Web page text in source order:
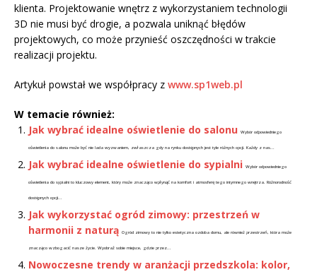
klienta. Projektowanie wnętrz z wykorzystaniem technologii
3D nie musi być drogie, a pozwala uniknąć błędów
projektowych, co może przynieść oszczędności w trakcie
realizacji projektu.
Artykuł powstał we współpracy z www.sp1web.pl
W temacie również:
Jak wybrać idealne oświetlenie do salonu
Wybór odpowiedniego
oświetlenia do salonu może być nie lada wyzwaniem, zwłaszcza gdy na rynku dostępnych jest tyle różnych opcji. Każdy z nas...
Jak wybrać idealne oświetlenie do sypialni Wybór odpowiedniego
oświetlenia do sypialni to kluczowy element, który może znacząco wpłynąć na komfort i atmosferę tego intymnego wnętrza. Różnorodność
dostępnych opcji...
Jak wykorzystać ogród zimowy: przestrzeń w
harmonii z naturą Ogród zimowy to nie tylko estetyczna ozdoba domu, ale również przestrzeń, która może
znacząco wzbogacić nasze życie. Wyobraź sobie miejsce, gdzie przez...
Nowoczesne trendy w aranżacji przedszkola: kolor,